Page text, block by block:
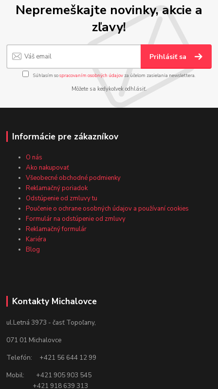
Nepremeškajte novinky, akcie a
zľavy!
Prihlásiť sa
Súhlasím sospracovaním osobných údajov za účelom zasielania newslettera.
Môžete sa kedykoľvek odhlásiť.
Informácie pre zákazníkov
O nás
Ako nakupovať
Všeobecné obchodné podmienky
Reklamačný poriadok
Odstúpenie od zmluvy tu
Poučenie o ochrane osobných údajov a používaní cookies
Formulár na odstúpenie od zmluvy
Reklamačný formulár
Kariéra
Blog
Kontakty Michalovce
ul.Letná 3973 - časť Topoľany,
071 01 Michalovce
Telefón: +421 56 644 12 99
Mobil: +421 905 903 545
+421 918 639 313